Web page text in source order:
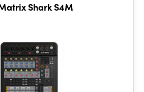
Shark S4M